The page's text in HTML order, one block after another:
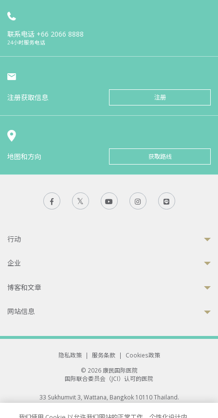
联系电话 +66 2066 8888
24小时服务电话
注册获取信息 注册
地图和方向 获取路线
行动
企业
博客和文章
网站信息
隐私政策 | 服务条款 |
Cookies政策
© 2026 康民国际医院
国际联合委员会（JCI）认可的医院
33 Sukhumvit 3, Wattana, Bangkok 10110 Thailand.
All rights reserved.